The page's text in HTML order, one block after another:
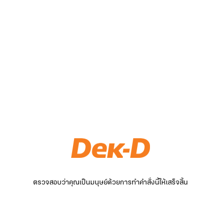
ตรวจสอบว่าคุณเป็นมนุษย์ด้วยการทำคำสั่งนี้ให้เสร็จสิ้น